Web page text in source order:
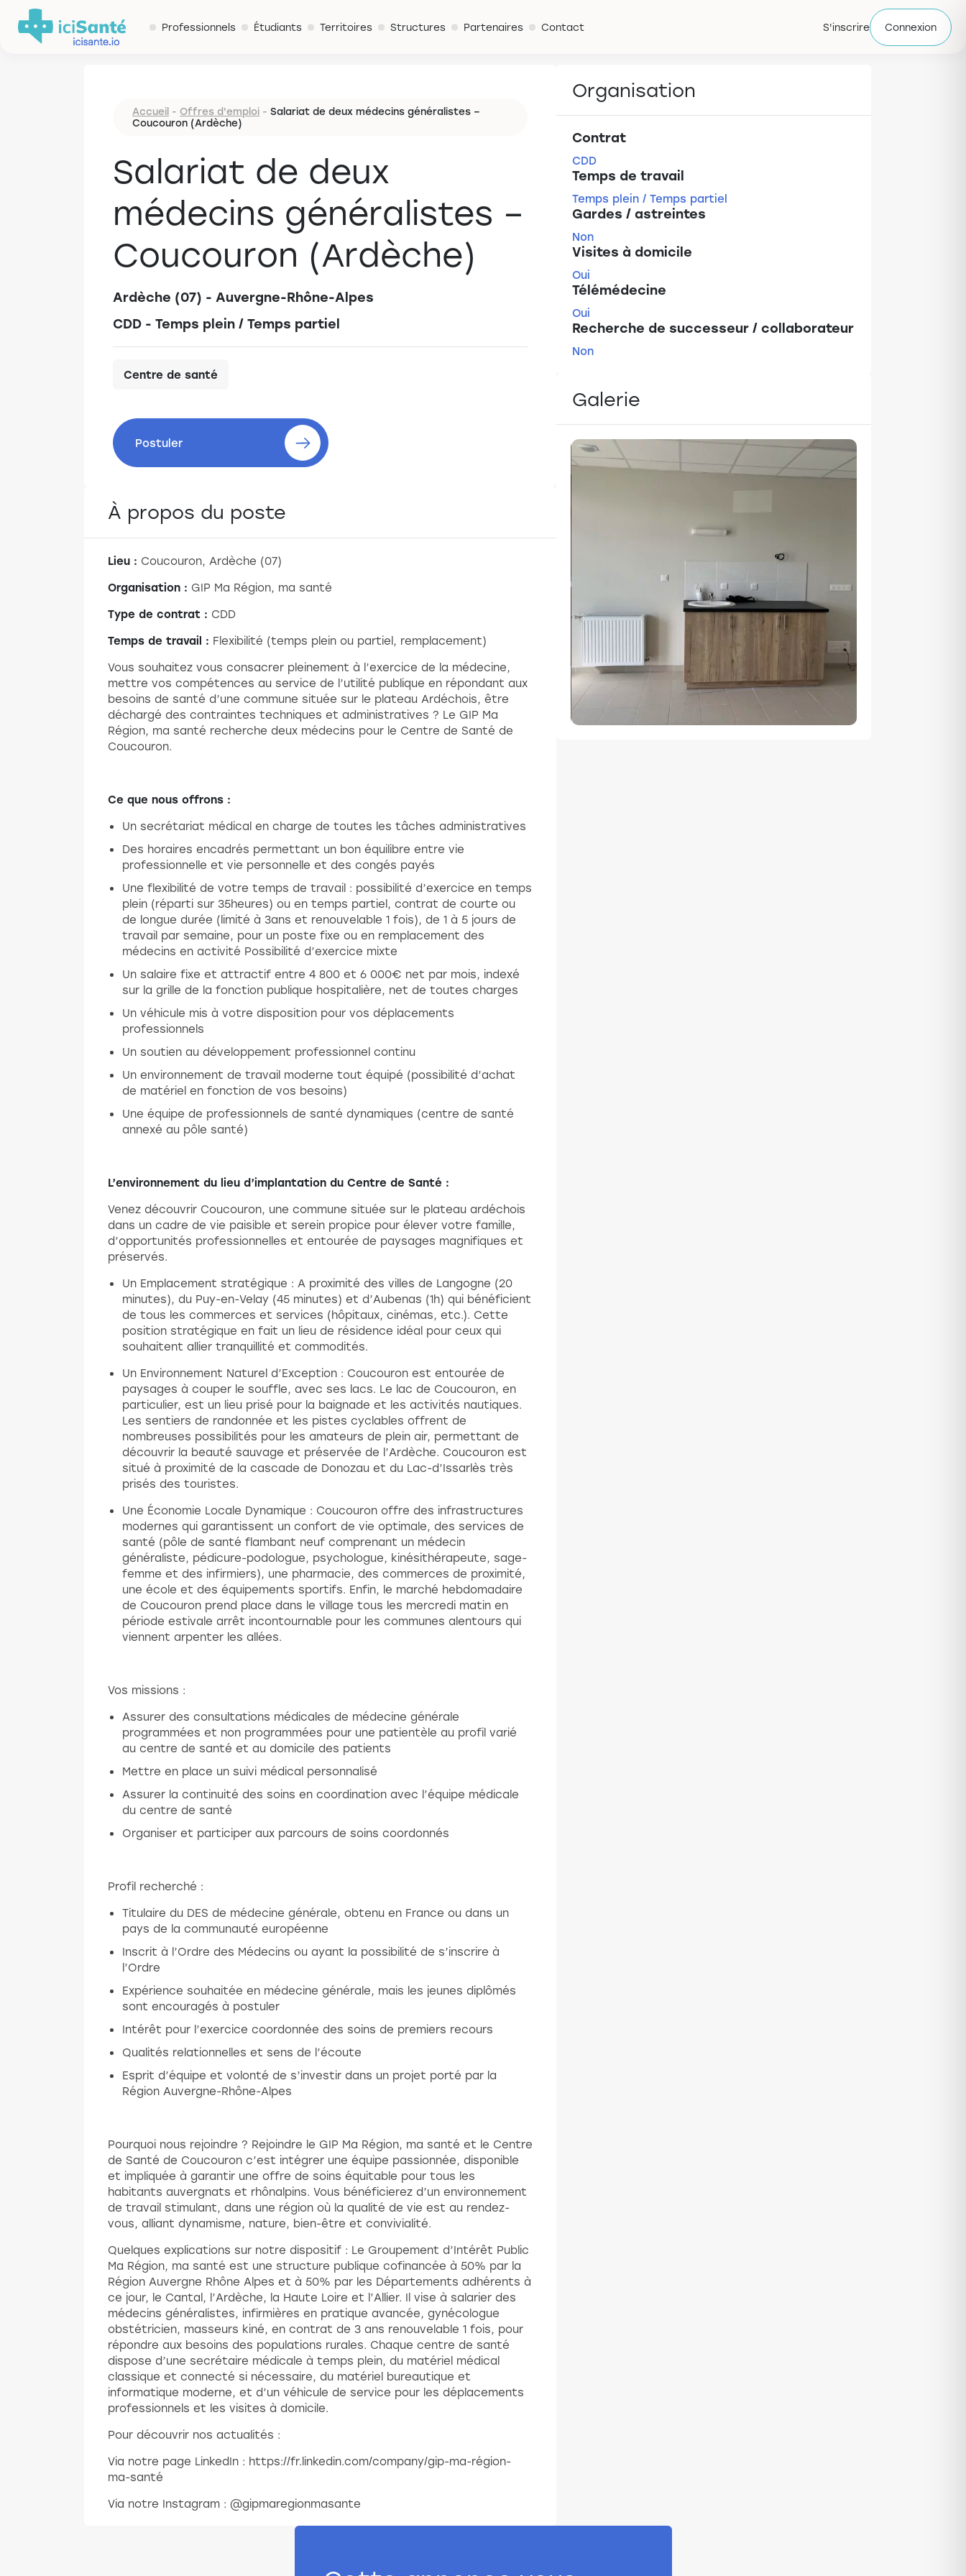
Professionnels Étudiants Territoires Structures Partenaires Contact S'inscrire Connexion
Accueil - Offres d'emploi -Salariat de deux médecins généralistes –
Coucouron (Ardèche)
Salariat de deux
médecins généralistes –
Coucouron (Ardèche)
Ardèche (07) - Auvergne-Rhône-Alpes
CDD - Temps plein / Temps partiel
Centre de santé
Postuler
À propos du poste
Lieu : Coucouron, Ardèche (07)
Organisation : GIP Ma Région, ma santé
Type de contrat : CDD
Temps de travail : Flexibilité (temps plein ou partiel, remplacement)
Vous souhaitez vous consacrer pleinement à l’exercice de la médecine,
mettre vos compétences au service de l’utilité publique en répondant aux
besoins de santé d’une commune située sur le plateau Ardéchois, être
déchargé des contraintes techniques et administratives ? Le GIP Ma
Région, ma santé recherche deux médecins pour le Centre de Santé de
Coucouron.
Ce que nous offrons :
Un secrétariat médical en charge de toutes les tâches administratives
Des horaires encadrés permettant un bon équilibre entre vie
professionnelle et vie personnelle et des congés payés
Une flexibilité de votre temps de travail : possibilité d’exercice en temps
plein (réparti sur 35heures) ou en temps partiel, contrat de courte ou
de longue durée (limité à 3ans et renouvelable 1 fois), de 1 à 5 jours de
travail par semaine, pour un poste fixe ou en remplacement des
médecins en activité Possibilité d’exercice mixte
Un salaire fixe et attractif entre 4 800 et 6 000€ net par mois, indexé
sur la grille de la fonction publique hospitalière, net de toutes charges
Un véhicule mis à votre disposition pour vos déplacements
professionnels
Un soutien au développement professionnel continu
Un environnement de travail moderne tout équipé (possibilité d’achat
de matériel en fonction de vos besoins)
Une équipe de professionnels de santé dynamiques (centre de santé
annexé au pôle santé)
L’environnement du lieu d’implantation du Centre de Santé :
Venez découvrir Coucouron, une commune située sur le plateau ardéchois
dans un cadre de vie paisible et serein propice pour élever votre famille,
d’opportunités professionnelles et entourée de paysages magnifiques et
préservés.
Un Emplacement stratégique : A proximité des villes de Langogne (20
minutes), du Puy-en-Velay (45 minutes) et d’Aubenas (1h) qui bénéficient
de tous les commerces et services (hôpitaux, cinémas, etc.). Cette
position stratégique en fait un lieu de résidence idéal pour ceux qui
souhaitent allier tranquillité et commodités.
Un Environnement Naturel d’Exception : Coucouron est entourée de
paysages à couper le souffle, avec ses lacs. Le lac de Coucouron, en
particulier, est un lieu prisé pour la baignade et les activités nautiques.
Les sentiers de randonnée et les pistes cyclables offrent de
nombreuses possibilités pour les amateurs de plein air, permettant de
découvrir la beauté sauvage et préservée de l’Ardèche. Coucouron est
situé à proximité de la cascade de Donozau et du Lac-d’Issarlès très
prisés des touristes.
Une Économie Locale Dynamique : Coucouron offre des infrastructures
modernes qui garantissent un confort de vie optimale, des services de
santé (pôle de santé flambant neuf comprenant un médecin
généraliste, pédicure-podologue, psychologue, kinésithérapeute, sage-
femme et des infirmiers), une pharmacie, des commerces de proximité,
une école et des équipements sportifs. Enfin, le marché hebdomadaire
de Coucouron prend place dans le village tous les mercredi matin en
période estivale arrêt incontournable pour les communes alentours qui
viennent arpenter les allées.
Vos missions :
Assurer des consultations médicales de médecine générale
programmées et non programmées pour une patientèle au profil varié
au centre de santé et au domicile des patients
Mettre en place un suivi médical personnalisé
Assurer la continuité des soins en coordination avec l’équipe médicale
du centre de santé
Organiser et participer aux parcours de soins coordonnés
Profil recherché :
Titulaire du DES de médecine générale, obtenu en France ou dans un
pays de la communauté européenne
Inscrit à l’Ordre des Médecins ou ayant la possibilité de s’inscrire à
l’Ordre
Expérience souhaitée en médecine générale, mais les jeunes diplômés
sont encouragés à postuler
Intérêt pour l’exercice coordonnée des soins de premiers recours
Qualités relationnelles et sens de l’écoute
Esprit d’équipe et volonté de s’investir dans un projet porté par la
Région Auvergne-Rhône-Alpes
Pourquoi nous rejoindre ? Rejoindre le GIP Ma Région, ma santé et le Centre
de Santé de Coucouron c’est intégrer une équipe passionnée, disponible
et impliquée à garantir une offre de soins équitable pour tous les
habitants auvergnats et rhônalpins. Vous bénéficierez d’un environnement
de travail stimulant, dans une région où la qualité de vie est au rendez-
vous, alliant dynamisme, nature, bien-être et convivialité.
Quelques explications sur notre dispositif : Le Groupement d’Intérêt Public
Ma Région, ma santé est une structure publique cofinancée à 50% par la
Région Auvergne Rhône Alpes et à 50% par les Départements adhérents à
ce jour, le Cantal, l’Ardèche, la Haute Loire et l’Allier. Il vise à salarier des
médecins généralistes, infirmières en pratique avancée, gynécologue
obstétricien, masseurs kiné, en contrat de 3 ans renouvelable 1 fois, pour
répondre aux besoins des populations rurales. Chaque centre de santé
dispose d’une secrétaire médicale à temps plein, du matériel médical
classique et connecté si nécessaire, du matériel bureautique et
informatique moderne, et d’un véhicule de service pour les déplacements
professionnels et les visites à domicile.
Pour découvrir nos actualités :
Via notre page LinkedIn : https://fr.linkedin.com/company/gip-ma-région-
ma-santé
Via notre Instagram : @gipmaregionmasante
Organisation
Contrat
CDD
Temps de travail
Temps plein / Temps partiel
Gardes / astreintes
Non
Visites à domicile
Oui
Télémédecine
Oui
Recherche de successeur / collaborateur
Non
Galerie